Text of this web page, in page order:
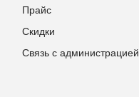
Прайс
Скидки
Связь с администрацией